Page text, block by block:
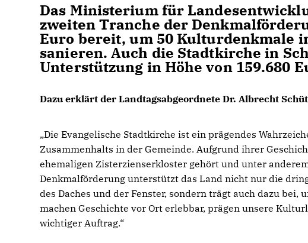
Das Ministerium für
zweiten Tranche der
Euro bereit, um 50 Kulturdenkmale
sanieren. Auch die Stadtkirche in
Unterstützung in Höhe von 159.680
Dazu erklärt der Landtagsabgeordnete Dr. Albrecht
Die Evangelische Stadtkirche ist ein prägendes
Zusammenhalts in der Gemeinde. Aufgrund ihrer
ehemaligen Zisterzienserkloster gehört und unter
Denkmalförderung unterstützt das Land nicht nur die
des Daches und der Fenster, sondern trägt auch dazu
machen Geschichte vor Ort erlebbar, prägen unsere
wichtiger Auftrag.“